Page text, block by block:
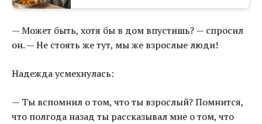
— Может быть, хотя бы в дом впустишь? — спросил
он. — Не стоять же тут, мы же взрослые люди!
Надежда усмехнулась:
— Ты вспомнил о том, что ты взрослый? Помнится,
что полгода назад ты рассказывал мне о том, что